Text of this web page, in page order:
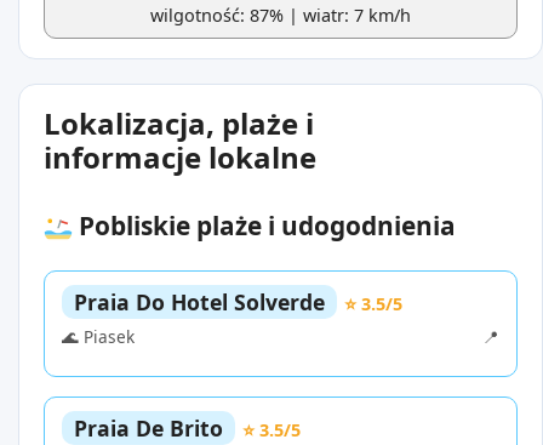
wilgotność: 87% | wiatr: 7 km/h
Lokalizacja, plaże i
informacje lokalne
Pobliskie plaże i udogodnienia
Praia Do Hotel Solverde
⭐ 3.5/5
🌊 Piasek
📍
Praia De Brito
⭐ 3.5/5